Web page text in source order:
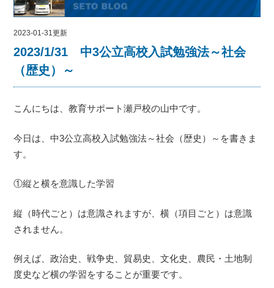
2023-01-31更新
2023/1/31 中3公立高校入試勉強法～社会
（歴史）～
こんにちは、教育サポート瀬戸校の山中です。
今日は、中3公立高校入試勉強法～社会（歴史）～を書きま
す。
①縦と横を意識した学習
縦（時代ごと）は意識されますが、横（項目ごと）は意識
されません。
例えば、政治史、戦争史、貿易史、文化史、農民・土地制
度史など横の学習をすることが重要です。